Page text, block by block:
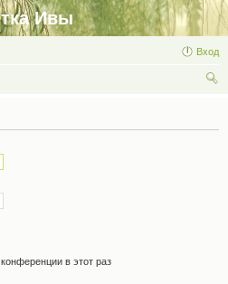
Ивы
Вход
в этот раз